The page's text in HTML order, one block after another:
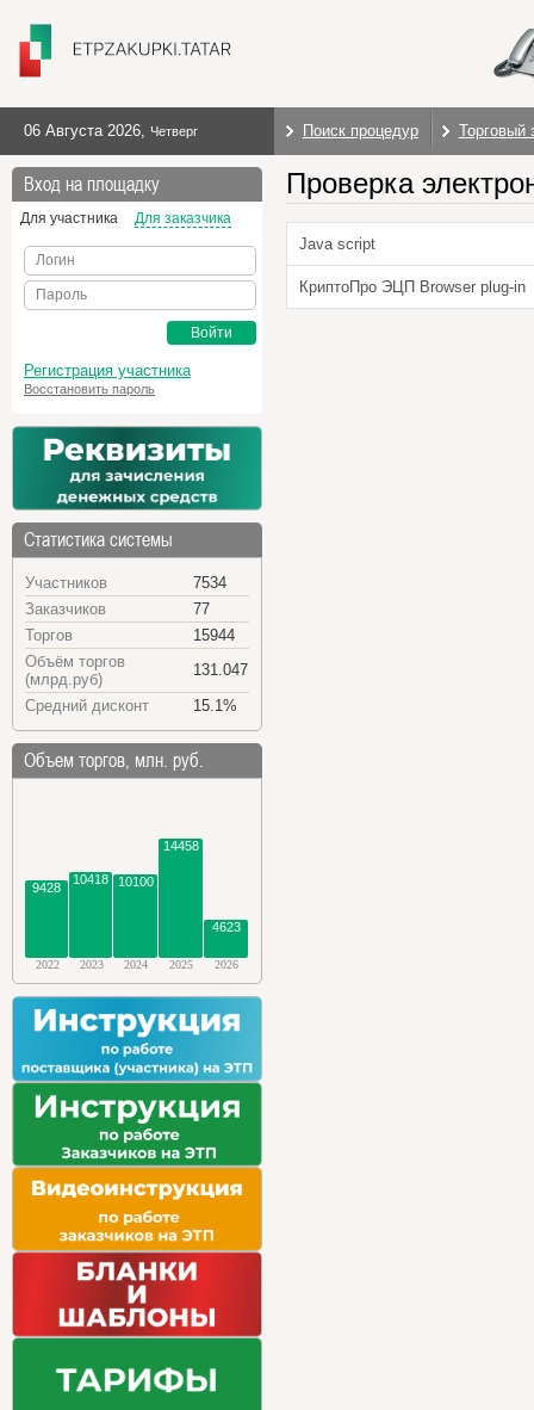
06 Августа 2026, Четверг Поиск процедур Торговый
Вход на площадку
Для участника Для заказчика
Логин
Пароль
Войти
Регистрация участника
Восстановить пароль
Статистика системы
Участников
7534
Заказчиков
77
Торгов
15944
Объём торгов
(млрд.руб)
131.047
Средний дисконт
15.1%
Объем торгов, млн. руб.
9428
10418 10100
14458
4623
2022 2023 2024 2025 2026
Проверка
Java script
КриптоПро ЭЦП Browser plug-in